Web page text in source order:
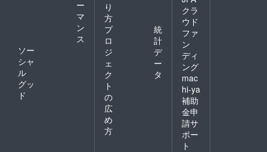
ー
マ
ン
ス
ソー
シャ
ル
グッ
ド
り
方
プ
ロ
ジ
ェ
ク
ト
の
広
め
方
統
計
デ
ー
タ
クラ
ウド
ファ
ン
ディ
ング
mac
hi-ya
補助
金申
請サ
ポー
ト